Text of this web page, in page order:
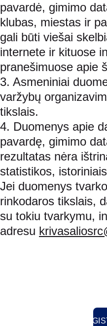
pavardė, gimimo
klubas, miestas ir
gali būti viešai
internete ir kituose
pranešimuose apie
3. Asmeniniai
varžybų
tikslais.
4. Duomenys apie
pavardę, gimimo
rezultatas nėra
statistikos,
Jei duomenys
rinkodaros tikslais,
su tokiu tvarkymu,
adresu